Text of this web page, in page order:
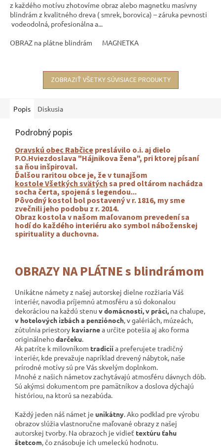
z každého motívu zhotovíme obraz alebo magnetku masívny
blindrám z kvalitného dreva ( smrek, borovica) – záruka pevnosti
vodeodolná, profesionálna a...
OBRAZ na plátne blindrám MAGNETKA
ZOBRAZIŤ VŠETKY SÚVISIACE PRODUKTY
Popis Diskusia
Podrobný popis
Oravskú obec Rabčicepreslávilo o.i. aj dielo
P.O.Hviezdoslava "Hájnikova žena", pri ktorej písaní
sa ňou inšpiroval.
Ďalšou raritou obce je, že v tunajšom
kostole Všetkých svätýchsa pred oltárom nachádza
socha čerta, spojená s legendou...
Pôvodný kostol bol postavený v r. 1816, my sme
zvečnili jeho podobu z r. 2014.
Obraz kostola v našom maľovanom prevedení sa
hodí do každého interiéru ako symbol náboženskej
spirituality a duchovna.
OBRAZY NA PLÁTNE s blindrámom
Unikátne námety z našej autorskej dielne rozžiaria Váš
interiér, navodia príjemnú atmosféru a sú dokonalou
dekoráciou na každú stenu v domácnosti, v práci, na chalupe,
v hotelových izbách a penziónoch, v galériách, múzeách,
zútulnia priestory kaviarnea určite potešia aj ako forma
originálnehodarčeku.
Ak patríte k milovníkom tradíciía preferujete tradičný
interiér, kde prevažuje napríklad drevený nábytok, naše
prírodné motívy sú pre Vás skvelým doplnkom.
Mnohé z našich námetov zachytávajú atmosféru dávnych dôb.
Sú akýmsi dokumentom pre pamätníkov adoslova dýchajú
históriou, na ktorú sa nezabúda.
Každý jeden náš námet je unikátny. Ako podklad pre výrobu
obrazov slúžia vlastnoručne maľované obrazy z našej
autorskej tvorby. Na obrazoch je vidieť textúru ťahu
štetcom, čo znásobuje ich umeleckú hodnotu.